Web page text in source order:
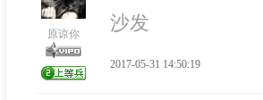
原谅你
沙发
2017-05-31 14:50:19